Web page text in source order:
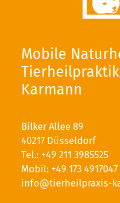
Mobile
Karmann
Bilker Allee 89
40217 Düsseldorf
Tel.: +49 211 3985525
Mobil: +49 173 4917047
info@tierheilpraxis-